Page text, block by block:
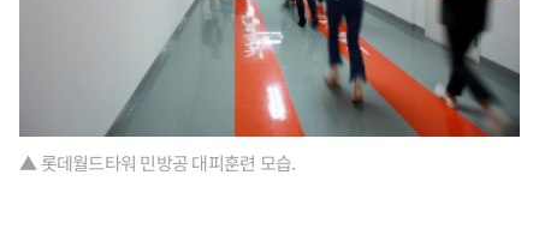
▲ 롯데월드타워 민방공 대피훈련 모습.